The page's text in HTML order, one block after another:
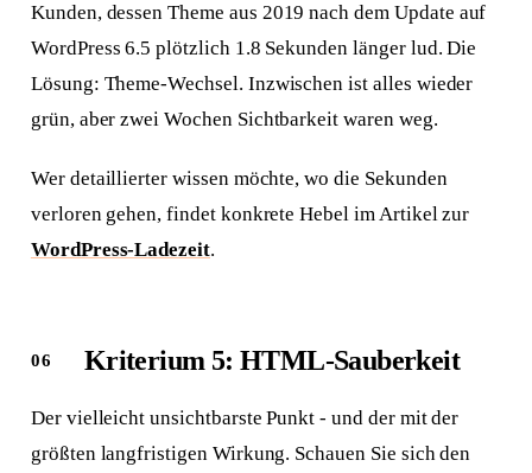
Kunden, dessen Theme aus 2019 nach dem Update auf
WordPress 6.5 plötzlich 1.8 Sekunden länger lud. Die
Lösung: Theme-Wechsel. Inzwischen ist alles wieder
grün, aber zwei Wochen Sichtbarkeit waren weg.
Wer detaillierter wissen möchte, wo die Sekunden
verloren gehen, findet konkrete Hebel im Artikel zur
WordPress-Ladezeit.
Kriterium 5: HTML-Sauberkeit
Der vielleicht unsichtbarste Punkt - und der mit der
größten langfristigen Wirkung. Schauen Sie sich den